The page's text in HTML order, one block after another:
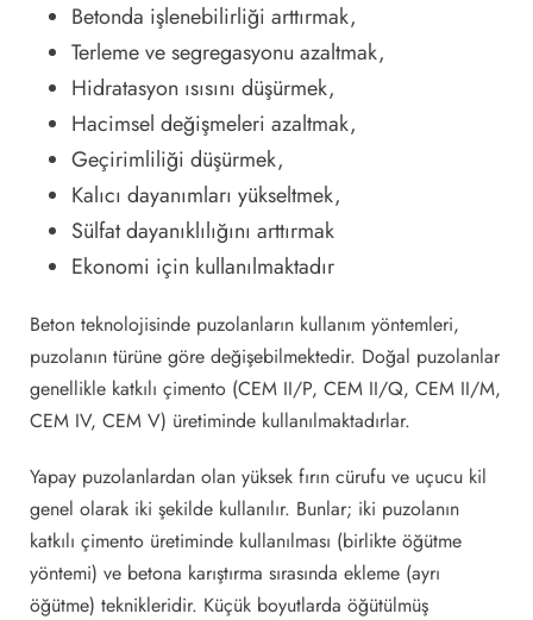
Betonda işlenebilirliği arttırmak,
Terleme ve segregasyonu azaltmak,
Hidratasyon ısısını düşürmek,
Hacimsel değişmeleri azaltmak,
Geçirimliliği düşürmek,
Kalıcı dayanımları yükseltmek,
Sülfat dayanıklılığını arttırmak
Ekonomi için kullanılmaktadır
Beton teknolojisinde puzolanların kullanım yöntemleri,
puzolanın türüne göre değişebilmektedir. Doğal puzolanlar
genellikle katkılı çimento (CEM II/P, CEM II/Q, CEM II/M,
CEM IV, CEM V) üretiminde kullanılmaktadırlar.
Yapay puzolanlardan olan yüksek fırın cürufu ve uçucu kil
genel olarak iki şekilde kullanılır. Bunlar; iki puzolanın
katkılı çimento üretiminde kullanılması (birlikte öğütme
yöntemi) ve betona karıştırma sırasında ekleme (ayrı
öğütme) teknikleridir. Küçük boyutlarda öğütülmüş